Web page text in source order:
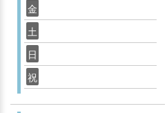
金
土
日
祝